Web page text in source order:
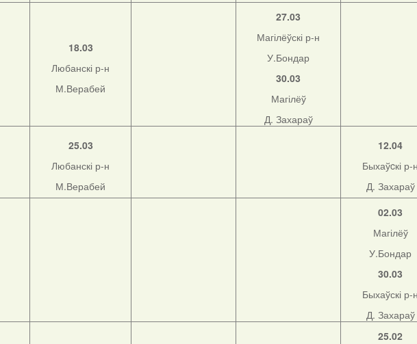
18.03
Любанскі р-н
М.Верабей
27.03
Магілёўскі р-н
У.Бондар
30.03
Магілёў
Д. Захараў
25.03
Любанскі р-н
М.Верабей
12.04
Быхаўcкі р-
Д. Захараў
02.03
Магілёў
У.Бондар
30.03
Быхаўскі р-
Д. Захараў
25.02